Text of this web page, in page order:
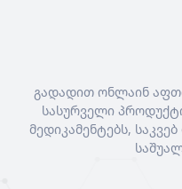
გადადით ონლაინ
სასურველი
მედიკამენტებს,